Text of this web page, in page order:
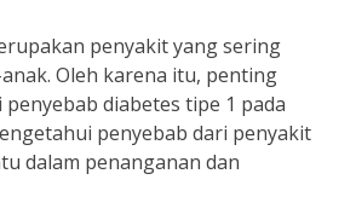
penyakit yang sering
Oleh karena itu, penting
diabetes tipe 1 pada
penyebab dari penyakit
dalam penanganan dan